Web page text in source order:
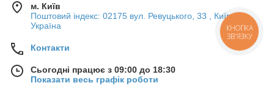
м. Київ
Поштовий індекс: 02175 вул. Ревуцького, 33 , Київ,
Україна
Контакти
Сьогодні працює з 09:00 до 18:30
Показати весь графік роботи
КНОПКА
ЗВ'ЯЗКУ